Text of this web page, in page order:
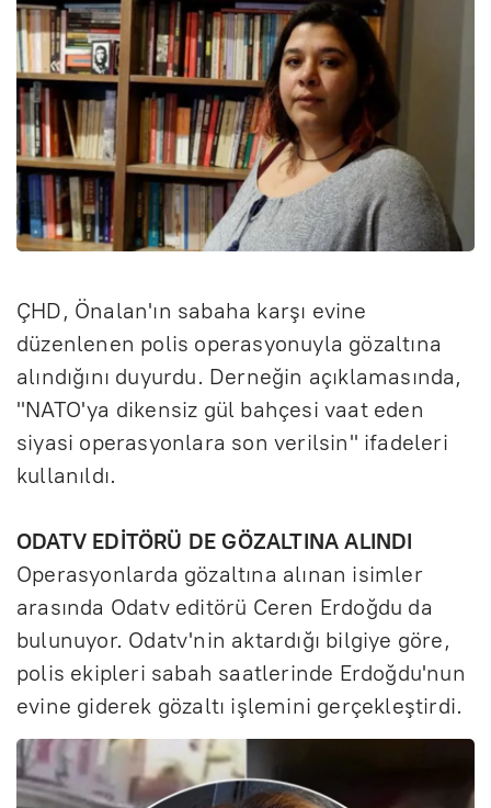
ÇHD, Önalan'ın sabaha karşı evine
düzenlenen polis operasyonuyla gözaltına
alındığını duyurdu. Derneğin açıklamasında,
"NATO'ya dikensiz gül bahçesi vaat eden
siyasi operasyonlara son verilsin" ifadeleri
kullanıldı.
ODATV EDİTÖRÜ DE GÖZALTINA ALINDI
Operasyonlarda gözaltına alınan isimler
arasında Odatv editörü Ceren Erdoğdu da
bulunuyor. Odatv'nin aktardığı bilgiye göre,
polis ekipleri sabah saatlerinde Erdoğdu'nun
evine giderek gözaltı işlemini gerçekleştirdi.